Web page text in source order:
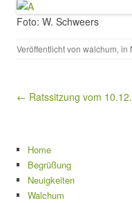
Foto: W. Schweers
Veröffentlicht von walchum, in
Beitragsnavigation
← Ratssitzung vom
Home
Begrüßung
Neuigkeiten
Walchum